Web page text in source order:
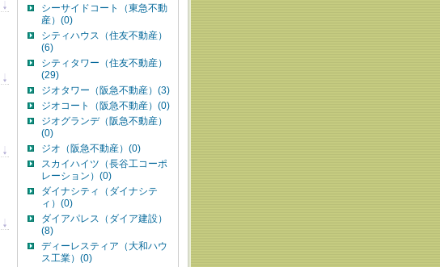
シーサイドコート（東急不動
産）(0)
シティハウス（住友不動産）
(6)
シティタワー（住友不動産）
(29)
ジオタワー（阪急不動産）(3)
ジオコート（阪急不動産）(0)
ジオグランデ（阪急不動産）
(0)
ジオ（阪急不動産）(0)
スカイハイツ（長谷工コーポ
レーション）(0)
ダイナシティ（ダイナシテ
ィ）(0)
ダイアパレス（ダイア建設）
(8)
ディーレスティア（大和ハウ
ス工業）(0)